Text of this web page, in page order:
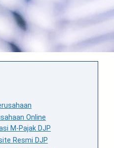
Online
M-Pajak DJP
Resmi DJP